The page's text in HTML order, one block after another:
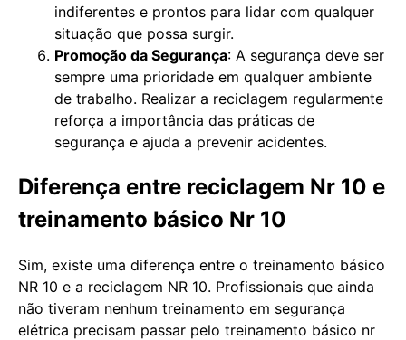
indiferentes e prontos para lidar com qualquer
situação que possa surgir.
Promoção da Segurança: A segurança deve ser
sempre uma prioridade em qualquer ambiente
de trabalho. Realizar a reciclagem regularmente
reforça a importância das práticas de
segurança e ajuda a prevenir acidentes.
Diferença entre reciclagem Nr 10 e
treinamento básico Nr 10
Sim, existe uma diferença entre o treinamento básico
NR 10 e a reciclagem NR 10. Profissionais que ainda
não tiveram nenhum treinamento em segurança
elétrica precisam passar pelo treinamento básico nr